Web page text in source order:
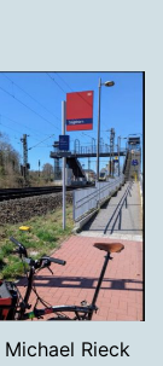
Rieck